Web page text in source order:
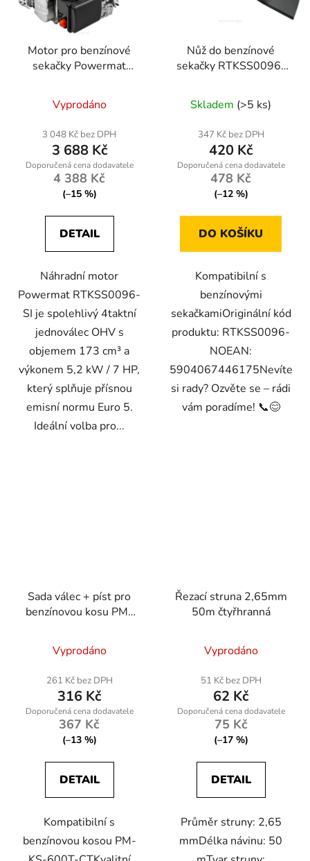
Motor pro benzínové
sekačky Powermat
Vyprodáno
3 048 Kč bez DPH
3 688 Kč
4 388 Kč
(–15 %)
DETAIL
Náhradní motor
Powermat RTKSS0096-
SI je spolehlivý 4taktní
jednoválec OHV s
objemem 173 cm³ a
výkonem 5,2 kW / 7 HP,
který splňuje přísnou
emisní normu Euro 5.
Ideální volba pro...
Nůž do benzínové
sekačky RTKSS0096-
Skladem (>5 ks)
347 Kč bez DPH
420 Kč
478 Kč
(–12 %)
DO KOŠÍKU
Kompatibilní s
benzínovými
sekačkamiOriginální kód
produktu: RTKSS0096-
NOEAN:
5904067446175Nevíte
si rady? Ozvěte se – rádi
vám poradíme! 📞😊
Sada válec + píst pro
benzínovou kosu PM-
Vyprodáno
261 Kč bez DPH
316 Kč
367 Kč
(–13 %)
DETAIL
Kompatibilní s
benzínovou kosou PM-
Řezací struna 2,65mm
50m čtyřhranná
Vyprodáno
51 Kč bez DPH
62 Kč
75 Kč
(–17 %)
DETAIL
Průměr struny: 2,65
mmDélka návinu: 50